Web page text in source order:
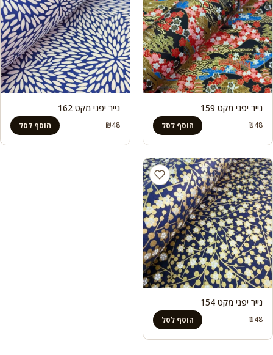
נייר יפני מקט 159
₪48 הוסף לסל
נייר יפני מקט 162
₪48 הוסף לסל
נייר יפני מקט 154
₪48 הוסף לסל